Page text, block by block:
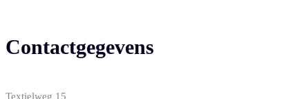
Contactgegevens
Textielweg 15